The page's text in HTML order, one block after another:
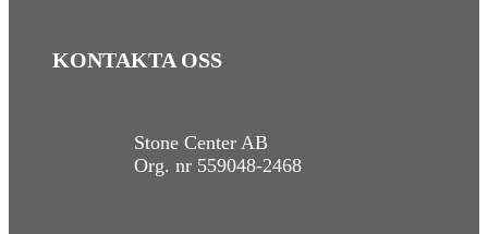
KONTAKTA OSS
Stone Center AB
Org. nr 559048-2468